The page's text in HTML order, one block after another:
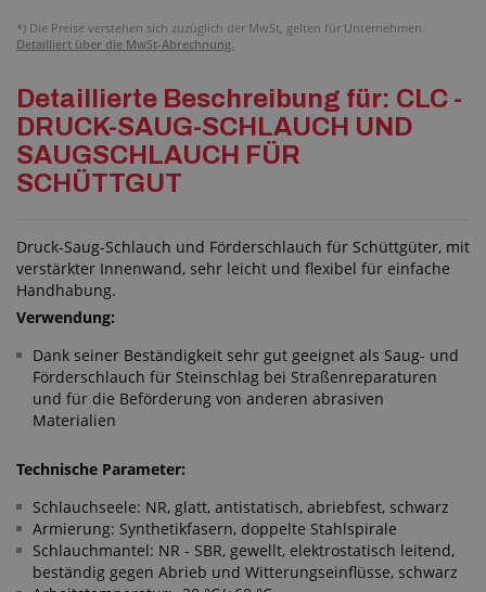
*) Die Preise verstehen sich zuzüglich der MwSt, gelten für Unternehmen.
Detailliert über die MwSt-Abrechnung.
Detaillierte Beschreibung für: CLC -
DRUCK-SAUG-SCHLAUCH UND
SAUGSCHLAUCH FÜR
SCHÜTTGUT
Druck-Saug-Schlauch und Förderschlauch für Schüttgüter, mit
verstärkter Innenwand, sehr leicht und flexibel für einfache
Handhabung.
Verwendung:
Dank seiner Beständigkeit sehr gut geeignet als Saug- und
Förderschlauch für Steinschlag bei Straßenreparaturen
und für die Beförderung von anderen abrasiven
Materialien
Technische Parameter:
Schlauchseele: NR, glatt, antistatisch, abriebfest, schwarz
Armierung: Synthetikfasern, doppelte Stahlspirale
Schlauchmantel: NR - SBR, gewellt, elektrostatisch leitend,
beständig gegen Abrieb und Witterungseinflüsse, schwarz